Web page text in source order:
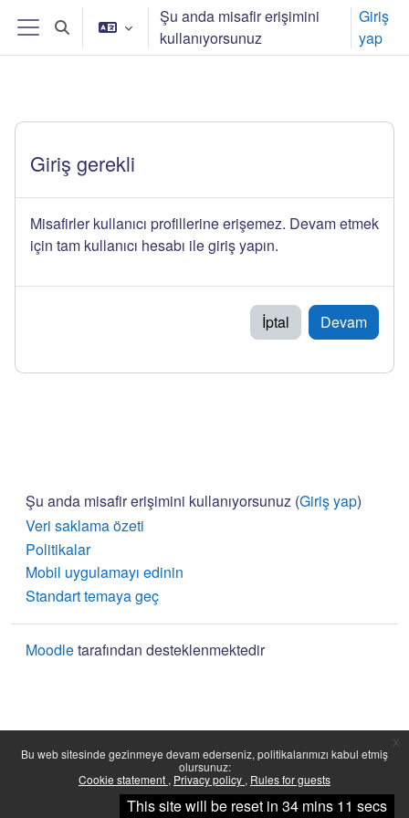
Ana içeriğe git
Bu web sitesinde gezinmeye devam ederseniz, politikalarımızı kabul etmiş
olursunuz:
Cookie statement Privacy policy Rules for guests
Devam et
Yan panel
Arama girişini değiştir
Şu anda misafir erişimini
kullanıyorsunuz
Giriş
yap
Giriş gerekli
Misafirler kullanıcı profillerine erişemez. Devam etmek
için tam kullanıcı hesabı ile giriş yapın.
İptal Devam
Şu anda misafir erişimini kullanıyorsunuz (Giriş yap)
Veri saklama özeti
Politikalar
Mobil uygulamayı edinin
Standart temaya geç
Moodletarafından desteklenmektedir
This site will be reset in 34 mins 11 secs